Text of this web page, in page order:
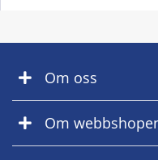
Om oss
Om